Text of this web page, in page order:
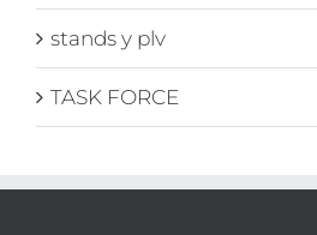
stands y plv
TASK FORCE